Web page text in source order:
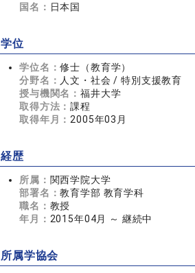
国名： 日本国
学位
学位名：修士（教育学）
分野名： 人文・社会 / 特別支援教育
授与機関名：福井大学
取得方法：課程
取得年月： 2005年03月
経歴
所属： 関西学院大学
部署名：教育学部 教育学科
職名： 教授
年月： 2015年04月 ～ 継続中
所属学協会